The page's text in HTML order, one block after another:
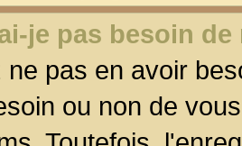
je pas besoin
ne pas en avoir
ou non de